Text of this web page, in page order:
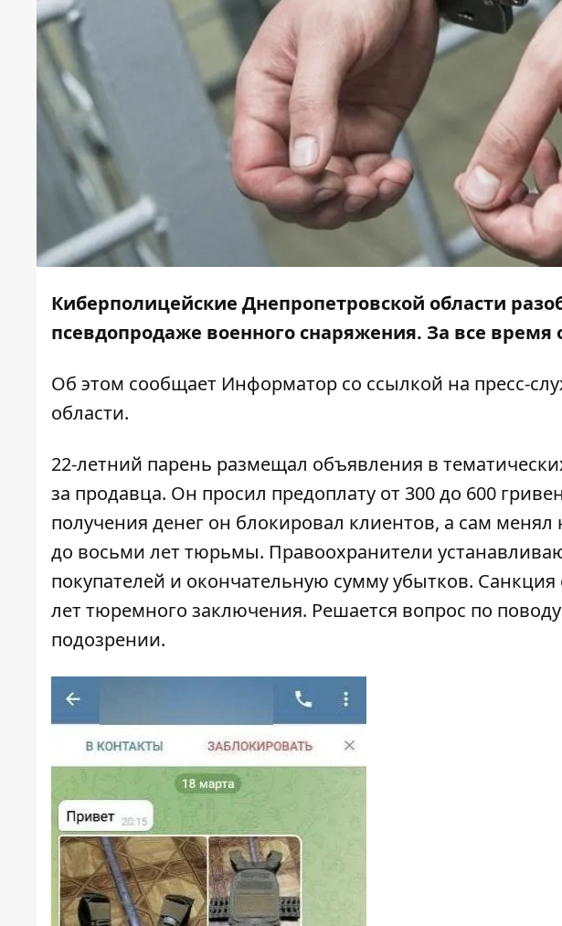
Киберполицейские Днепропетровской области
псевдопродаже военного снаряжения. За все время
Об этом сообщает Информатор со ссылкой на пресс-
области.
22-летний парень размещал объявления в
за продавца. Он просил предоплату от 300 до 600
получения денег он блокировал клиентов, а сам
до восьми лет тюрьмы. Правоохранители
покупателей и окончательную сумму убытков.
лет тюремного заключения. Решается вопрос по
подозрении.